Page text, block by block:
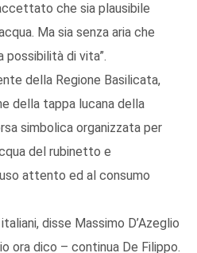
che sia plausibile
Ma sia senza aria che
possibilità di vita”.
della Regione Basilicata,
della tappa lucana della
simbolica organizzata per
del rubinetto e
attento ed al consumo
disse Massimo D’Azeglio
ora dico – continua De Filippo.